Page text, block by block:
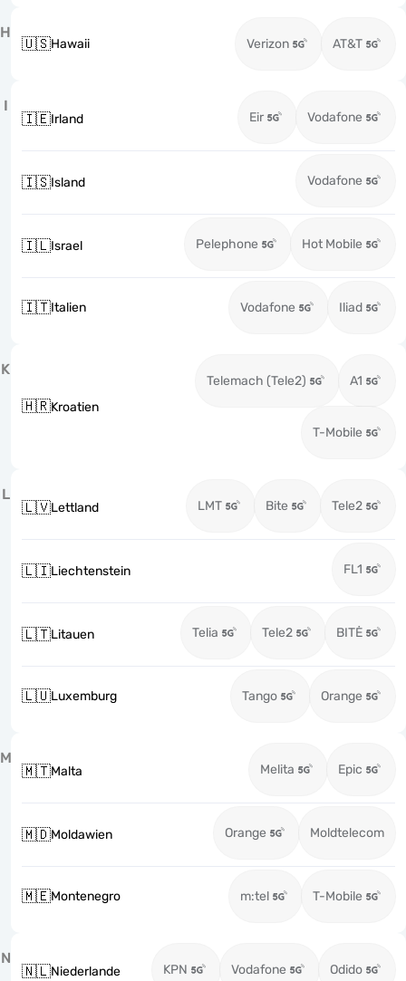
H
🇺🇸Hawaii Verizon AT&T
I
🇮🇪Irland Eir Vodafone
🇮🇸Island Vodafone
🇮🇱Israel Pelephone Hot Mobile
🇮🇹Italien Vodafone Iliad
K
🇭🇷Kroatien
Telemach (Tele2) A1
T-Mobile
L
🇱🇻Lettland LMT Bite Tele2
🇱🇮Liechtenstein FL1
🇱🇹Litauen Telia Tele2 BITĖ
🇱🇺Luxemburg Tango Orange
M
🇲🇹Malta Melita Epic
🇲🇩Moldawien Orange Moldtelecom
🇲🇪Montenegro m:tel T-Mobile
N
🇳🇱Niederlande KPN Vodafone Odido